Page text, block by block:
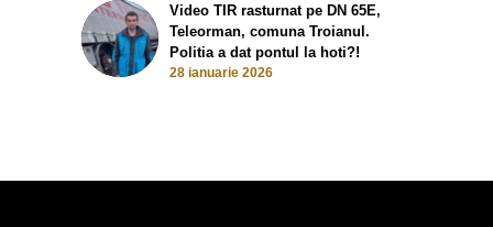
Video TIR rasturnat pe DN 65E,
Teleorman, comuna Troianul.
Politia a dat pontul la hoti?!
28 ianuarie 2026